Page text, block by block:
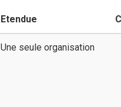
Etendue
Une seule organisation